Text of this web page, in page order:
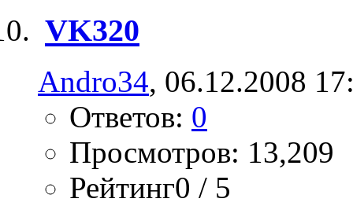
VK320
Andro34, 06.12.2008
Ответов: 0
Просмотров: 13,209
Рейтинг0 / 5